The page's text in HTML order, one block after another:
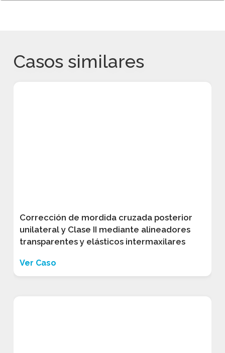
Casos similares
Corrección de mordida cruzada posterior
unilateral y Clase II mediante alineadores
transparentes y elásticos intermaxilares
Ver Caso